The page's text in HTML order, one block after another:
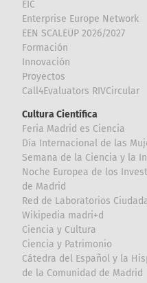
EIC
Enterprise Europe Network
EEN SCALEUP 2026/2027
Formación
Innovación
Proyectos
Call4Evaluators RIVCircular
Cultura Científica
Feria Madrid es Ciencia
Día Internacional de las
Semana de la Ciencia y la
Noche Europea de los
de Madrid
Red de Laboratorios
Wikipedia madri+d
Ciencia y Cultura
Ciencia y Patrimonio
Cátedra del Español y la
de la Comunidad de Madrid